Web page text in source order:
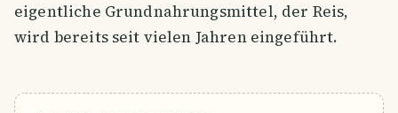
eigentliche Grundnahrungsmittel, der Reis,
wird bereits seit vielen Jahren eingeführt.